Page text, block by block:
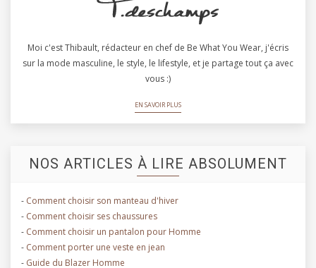
Moi c'est Thibault, rédacteur en chef de Be What You Wear, j'écris
sur la mode masculine, le style, le lifestyle, et je partage tout ça avec
vous :)
EN SAVOIR PLUS
NOS ARTICLES À LIRE ABSOLUMENT
- Comment choisir son manteau d'hiver
- Comment choisir ses chaussures
- Comment choisir un pantalon pour Homme
- Comment porter une veste en jean
- Guide du Blazer Homme